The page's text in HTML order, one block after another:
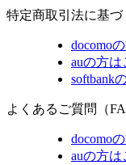
特定商取引法に基づ
docomo
auの方は
softbank
よくあるご質問（
docomo
auの方は